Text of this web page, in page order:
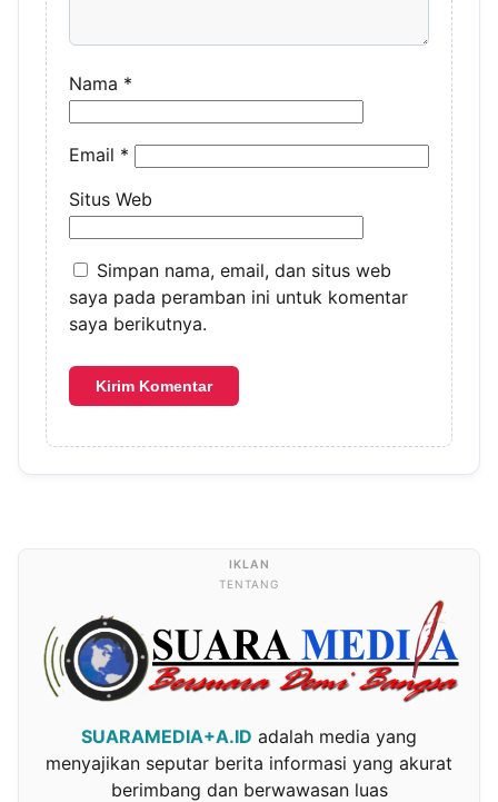
Nama *
Email *
Situs Web
Simpan nama, email, dan situs web
saya pada peramban ini untuk komentar
saya berikutnya.
TENTANG
SUARAMEDIA+A.ID adalah media yang
menyajikan seputar berita informasi yang akurat
berimbang dan berwawasan luas